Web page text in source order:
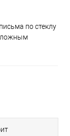
по стеклу